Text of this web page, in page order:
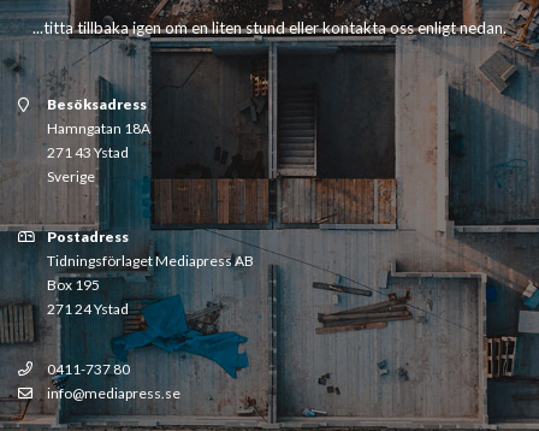
...titta tillbaka igen om en liten stund eller kontakta oss enligt nedan.
Besöksadress
Hamngatan 18A
271 43 Ystad
Sverige
Postadress
Tidningsförlaget Mediapress AB
Box 195
271 24 Ystad
0411-737 80
info@mediapress.se